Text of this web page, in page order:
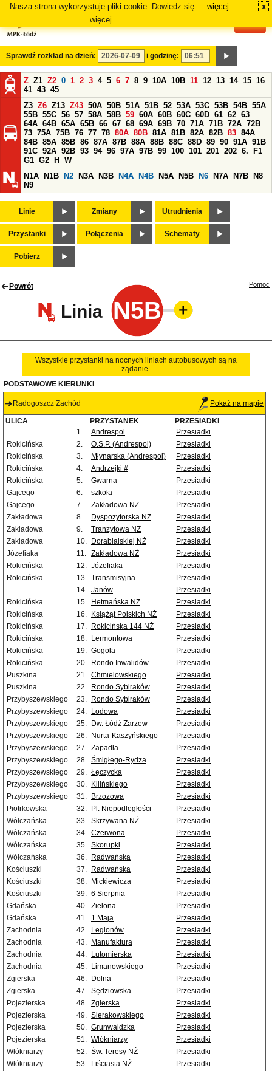
Nasza strona wykorzystuje pliki cookie. Dowiedz się
więcej.
więcej x
Sprawdź rozkład na dzień: i godzinę:
Z Z1 Z2 0 1 2 3 4 5 6 7 8 9 10A 10B 11 12 13 14 15 16
41 43 45
Z3 Z6 Z13 Z43 50A 50B 51A 51B 52 53A 53C 53B 54B 55A
55B 55C 56 57 58A 58B 59 60A 60B 60C 60D 61 62 63
64A 64B 65A 65B 66 67 68 69A 69B 70 71A 71B 72A 72B
73 75A 75B 76 77 78 80A 80B 81A 81B 82A 82B 83 84A
84B 85A 85B 86 87A 87B 88A 88B 88C 88D 89 90 91A 91B
91C 92A 92B 93 94 96 97A 97B 99 100 101 201 202 6.
F1
G1 G2 H
W
N1A
N1B N2 N3A N3B N4A N4B N5A N5B N6 N7A N7B
N8
N9
Linie Zmiany Utrudnienia
Przystanki Połączenia Schematy
Pobierz
Powrót
Linia N5B
Pomoc
Wszystkie przystanki na nocnych liniach autobusowych są na
żądanie.
PODSTAWOWE KIERUNKI
Radogoszcz Zachód Pokaż na mapie
ULICA PRZYSTANEK
PRZESIADKI
1.
Andrespol
Przesiadki
Rokicińska
2. O.S.P. (Andrespol)
Przesiadki
Rokicińska
3. Młynarska (Andrespol)
Przesiadki
Rokicińska
4. Andrzejki #
Przesiadki
Rokicińska
5. Gwarna
Przesiadki
Gajcego
6. szkoła
Przesiadki
Gajcego
7. Zakładowa NŻ
Przesiadki
Zakładowa
8. Dyspozytorska NŻ
Przesiadki
Zakładowa
9. Tranzytowa NŻ
Przesiadki
Zakładowa
10. Dorabialskiej NŻ
Przesiadki
Józefiaka
11. Zakładowa NŻ
Przesiadki
Rokicińska
12. Józefiaka
Przesiadki
Rokicińska
13. Transmisyjna
Przesiadki
14. Janów
Przesiadki
Rokicińska
15. Hetmańska NŻ
Przesiadki
Rokicińska
16. Książąt Polskich NŻ
Przesiadki
Rokicińska
17. Rokicińska 144 NŻ
Przesiadki
Rokicińska
18. Lermontowa
Przesiadki
Rokicińska
19. Gogola
Przesiadki
Rokicińska
20. Rondo Inwalidów
Przesiadki
Puszkina
21. Chmielowskiego
Przesiadki
Puszkina
22. Rondo Sybiraków
Przesiadki
Przybyszewskiego
23. Rondo Sybiraków
Przesiadki
Przybyszewskiego
24. Lodowa
Przesiadki
Przybyszewskiego
25. Dw. Łódź Zarzew
Przesiadki
Przybyszewskiego
26. Nurta-Kaszyńskiego
Przesiadki
Przybyszewskiego
27. Zapadła
Przesiadki
Przybyszewskiego
28. Śmigłego-Rydza
Przesiadki
Przybyszewskiego
29. Łęczycka
Przesiadki
Przybyszewskiego
30. Kilińskiego
Przesiadki
Przybyszewskiego
31. Brzozowa
Przesiadki
Piotrkowska
32. Pl. Niepodległości
Przesiadki
Wólczańska
33. Skrzywana NŻ
Przesiadki
Wólczańska
34. Czerwona
Przesiadki
Wólczańska
35. Skorupki
Przesiadki
Wólczańska
36. Radwańska
Przesiadki
Kościuszki
37. Radwańska
Przesiadki
Kościuszki
38. Mickiewicza
Przesiadki
Kościuszki
39. 6 Sierpnia
Przesiadki
Gdańska
40. Zielona
Przesiadki
Gdańska
41. 1 Maja
Przesiadki
Zachodnia
42. Legionów
Przesiadki
Zachodnia
43. Manufaktura
Przesiadki
Zachodnia
44. Lutomierska
Przesiadki
Zachodnia
45. Limanowskiego
Przesiadki
Zgierska
46. Dolna
Przesiadki
Zgierska
47. Sędziowska
Przesiadki
Pojezierska
48. Zgierska
Przesiadki
Pojezierska
49. Sierakowskiego
Przesiadki
Pojezierska
50. Grunwaldzka
Przesiadki
Pojezierska
51. Włókniarzy
Przesiadki
Włókniarzy
52. Św. Teresy NŻ
Przesiadki
Włókniarzy
53. Liściasta NŻ
Przesiadki